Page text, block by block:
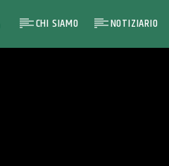
CHI SIAMO NOTIZIARIO